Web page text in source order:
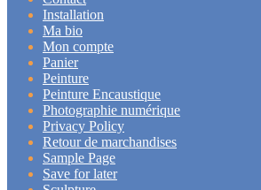
Installation
Ma bio
Mon compte
Panier
Peinture
Peinture Encaustique
Photographie numérique
Privacy Policy
Retour de marchandises
Sample Page
Save for later